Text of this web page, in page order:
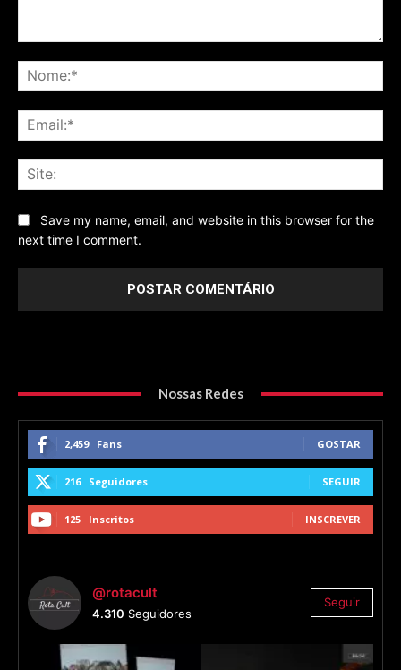
Save my name, email, and website in this browser for the
next time I comment.
Nossas Redes
2,459 Fans GOSTAR
216 Seguidores SEGUIR
125 Inscritos INSCREVER
@rotacult
4.310 Seguidores
Seguir